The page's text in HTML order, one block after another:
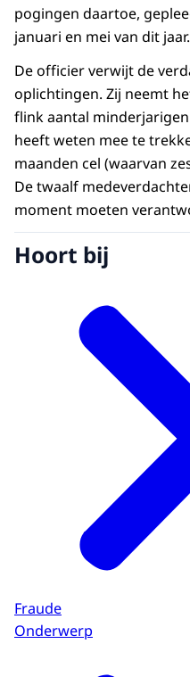
pogingen daartoe,
januari en mei van dit jaar.
De officier verwijt de
oplichtingen. Zij neemt
flink aantal
heeft weten mee te
maanden cel (waarvan
De twaalf
moment moeten
Hoort bij
Fraude
Onderwerp